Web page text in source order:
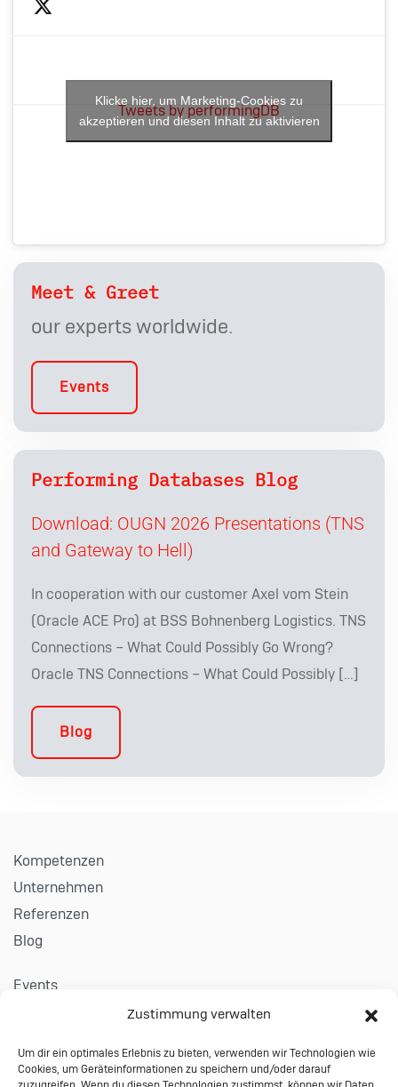
Zustimmung verwalten
Um dir ein optimales Erlebnis zu bieten, verwenden wir Technologien wie
Cookies, um Geräteinformationen zu speichern und/oder darauf
Tweets by performingDB
Klicke hier, um Marketing-Cookies zu
akzeptieren und diesen Inhalt zu aktivieren
Meet & Greet
our experts worldwide.
Events
Performing Databases Blog
Download: OUGN 2026 Presentations (TNS
and Gateway to Hell)
In cooperation with our customer Axel vom Stein
(Oracle ACE Pro) at BSS Bohnenberg Logistics. TNS
Connections – What Could Possibly Go Wrong?
Oracle TNS Connections – What Could Possibly […]
Blog
Kompetenzen
Unternehmen
Referenzen
Blog
Events
Kontakt
Impressum